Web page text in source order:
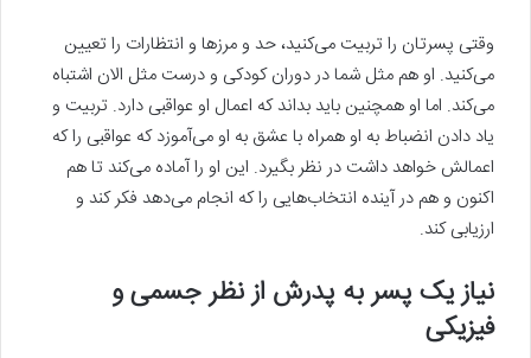
وقتی پسرتان را تربیت می‌کنید، حد و مرزها و انتظارات را تعیین
می‌کنید. او هم مثل شما در دوران کودکی و درست مثل الان اشتباه
می‌کند. اما او همچنین باید بداند که اعمال او عواقبی دارد. تربیت و
یاد دادن انضباط به او همراه با عشق به او می‌آموزد که عواقبی را که
اعمالش خواهد داشت در نظر بگیرد. این او را آماده می‌کند تا هم
اکنون و هم در آینده انتخاب‌هایی را که انجام می‌دهد فکر کند و
ارزیابی کند.
نیاز یک پسر به پدرش از نظر جسمی و
فیزیکی ‌